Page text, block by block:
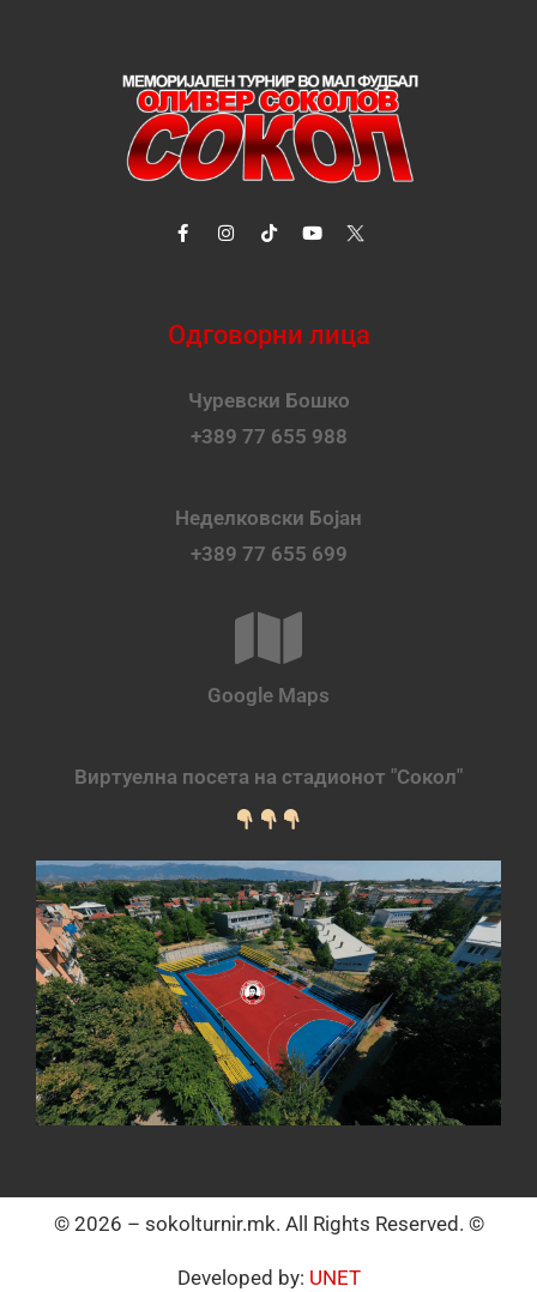
Одговорни лица
Чуревски Бошко
+389 77 655 988
Неделковски Бојан
+389 77 655 699
Google Maps
Виртуелна посета на стадионот "Сокол"
© 2026 – sokolturnir.mk. All Rights Reserved. ©
Developed by: UNET